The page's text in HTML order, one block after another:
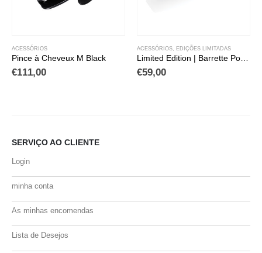
ACESSÓRIOS
Pince à Cheveux M Black
€111,00
ACESSÓRIOS, EDIÇÕES LIMITADAS
Limited Edition | Barrette Pour cheveux Medium SS22
€59,00
SERVIÇO AO CLIENTE
Login
minha conta
As minhas encomendas
Lista de Desejos